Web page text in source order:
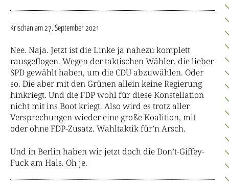
Krischanam 27. September 2021
Nee. Naja. Jetzt ist die Linke ja nahezu komplett
rausgeflogen. Wegen der taktischen Wähler, die lieber
SPD gewählt haben, um die CDU abzuwählen. Oder
so. Die aber mit den Grünen allein keine Regierung
hinkriegt. Und die FDP wohl für diese Konstellation
nicht mit ins Boot kriegt. Also wird es trotz aller
Versprechungen wieder eine große Koalition, mit
oder ohne FDP-Zusatz. Wahltaktik für’n Arsch.
Und in Berlin haben wir jetzt doch die Don’t-Giffey-
Fuck am Hals. Oh je.